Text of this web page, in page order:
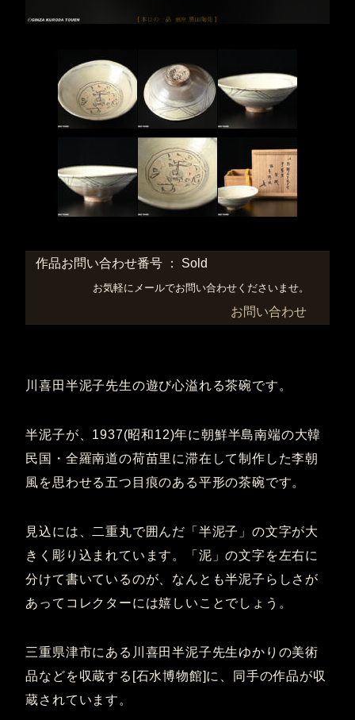
作品お問い合わせ番号 ： Sold
お気軽にメールでお問い合わせくださいませ。
お問い合わせ
川喜田半泥子先生の遊び心溢れる茶碗です。
半泥子が、1937(昭和12)年に朝鮮半島南端の大韓
民国・全羅南道の荷苗里に滞在して制作した李朝
風を思わせる五つ目痕のある平形の茶碗です。
見込には、二重丸で囲んだ「半泥子」の文字が大
きく彫り込まれています。「泥」の文字を左右に
分けて書いているのが、なんとも半泥子らしさが
あってコレクターには嬉しいことでしょう。
三重県津市にある川喜田半泥子先生ゆかりの美術
品などを収蔵する[石水博物館]に、同手の作品が収
蔵されています。